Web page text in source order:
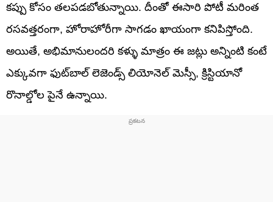
కప్పు కోసం తలపడబోతున్నాయి. దీంతో ఈసారి పోటీ మరింత
రసవత్తరంగా, హోరాహోరీగా సాగడం ఖాయంగా కనిపిస్తోంది.
అయితే, అభిమానులందరి కళ్ళు మాత్రం ఈ జట్లు అన్నింటి కంటే
ఎక్కువగా ఫుట్‌బాల్ లెజెండ్స్ లియోనెల్ మెస్సీ, క్రిస్టియానో
రొనాల్డోల పైనే ఉన్నాయి.